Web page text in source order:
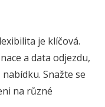
je klíčová.
a data odjezdu,
Snažte se
na různé